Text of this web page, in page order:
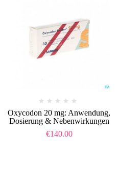
Oxycodon 20 mg: Anwendung,
Dosierung & Nebenwirkungen
€140.00